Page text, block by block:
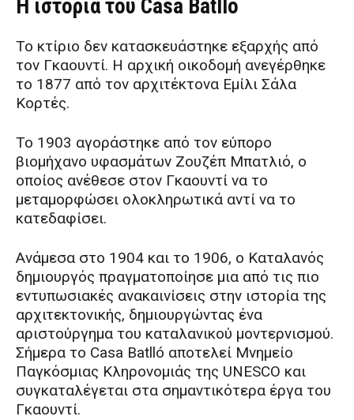
Η ιστορία του Casa Batlló
Το κτίριο δεν κατασκευάστηκε εξαρχής από
τον Γκαουντί. Η αρχική οικοδομή ανεγέρθηκε
το 1877 από τον αρχιτέκτονα Εμίλι Σάλα
Κορτές.
Το 1903 αγοράστηκε από τον εύπορο
βιομήχανο υφασμάτων Ζουζέπ Μπατλιό, ο
οποίος ανέθεσε στον Γκαουντί να το
μεταμορφώσει ολοκληρωτικά αντί να το
κατεδαφίσει.
Ανάμεσα στο 1904 και το 1906, ο Καταλανός
δημιουργός πραγματοποίησε μια από τις πιο
εντυπωσιακές ανακαινίσεις στην ιστορία της
αρχιτεκτονικής, δημιουργώντας ένα
αριστούργημα του καταλανικού μοντερνισμού.
Σήμερα το Casa Batlló αποτελεί Μνημείο
Παγκόσμιας Κληρονομιάς της UNESCO και
συγκαταλέγεται στα σημαντικότερα έργα του
Γκαουντί.